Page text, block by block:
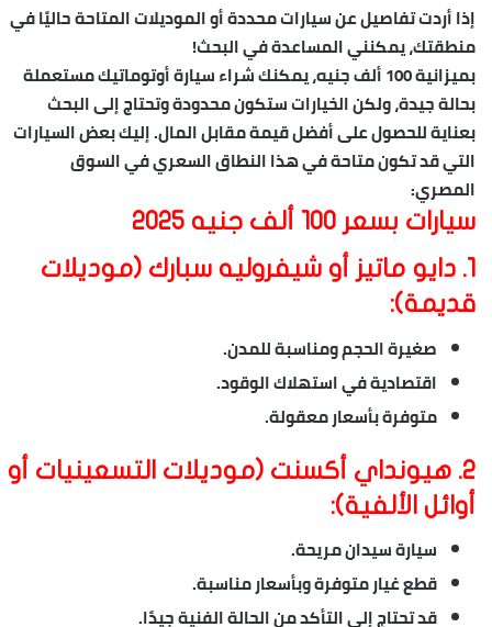
إذا أردت تفاصيل عن سيارات محددة أو الموديلات المتاحة حاليًا في
منطقتك، يمكنني المساعدة في البحث!
بميزانية 100 ألف جنيه، يمكنك شراء سيارة أوتوماتيك مستعملة
بحالة جيدة، ولكن الخيارات ستكون محدودة وتحتاج إلى البحث
بعناية للحصول على أفضل قيمة مقابل المال. إليك بعض السيارات
التي قد تكون متاحة في هذا النطاق السعري في السوق
المصري:
سيارات بسعر 100 ألف جنيه 2025
1.
دايو ماتيز أو شيفروليه سبارك (موديلات
قديمة):
صغيرة الحجم ومناسبة للمدن.
اقتصادية في استهلاك الوقود.
متوفرة بأسعار معقولة.
2. هيونداي أكسنت (موديلات التسعينيات أو
أوائل الألفية):
سيارة سيدان مريحة.
قطع غيار متوفرة وبأسعار مناسبة.
قد تحتاج إلى التأكد من الحالة الفنية جيدًا.